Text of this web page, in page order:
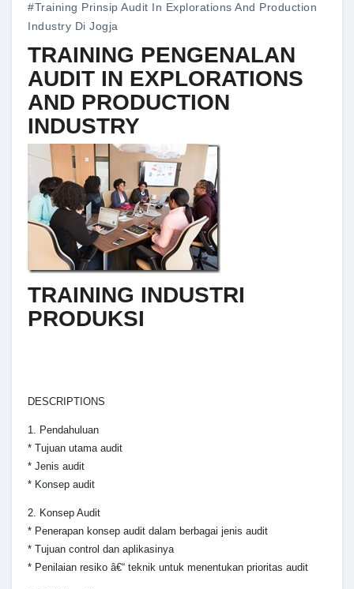
#training Prinsip Audit In Explorations And Production
Industry Di Jogja
TRAINING PENGENALAN
AUDIT IN EXPLORATIONS
AND PRODUCTION
INDUSTRY
TRAINING INDUSTRI
PRODUKSI
DESCRIPTIONS
1. Pendahuluan
* Tujuan utama audit
* Jenis audit
* Konsep audit
2. Konsep Audit
* Penerapan konsep audit dalam berbagai jenis audit
* Tujuan control dan aplikasinya
* Penilaian resiko â€“ teknik untuk menentukan prioritas audit